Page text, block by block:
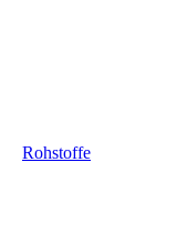
Rohstoffe